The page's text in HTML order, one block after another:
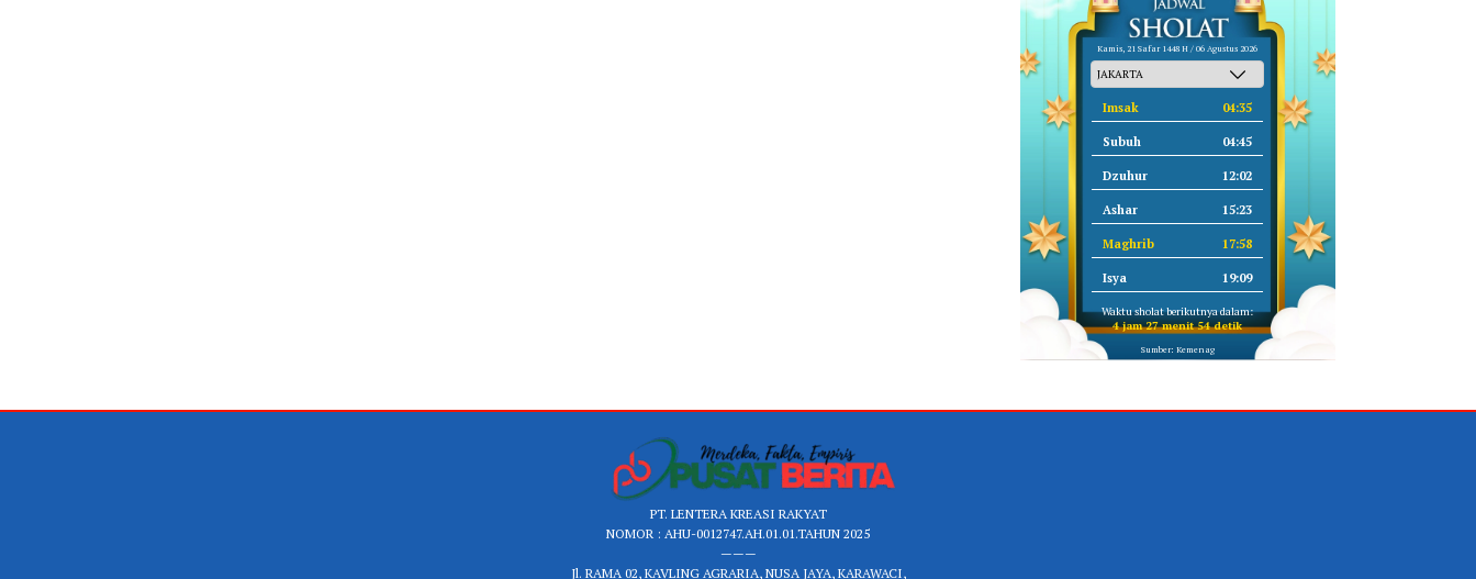
Kamis, 21 Safar 1448 H / 06 Agustus 2026
Imsak 04:35
Subuh 04:45
Dzuhur 12:02
Ashar 15:23
Maghrib 17:58
Isya 19:09
Waktu sholat berikutnya dalam:
4 jam 27 menit 54 detik
Sumber: Kemenag
PT. LENTERA KREASI RAKYAT
NOMOR : AHU-0012747.AH.01.01.TAHUN 2025
———
Jl. RAMA 02, KAVLING AGRARIA, NUSA JAYA, KARAWACI,